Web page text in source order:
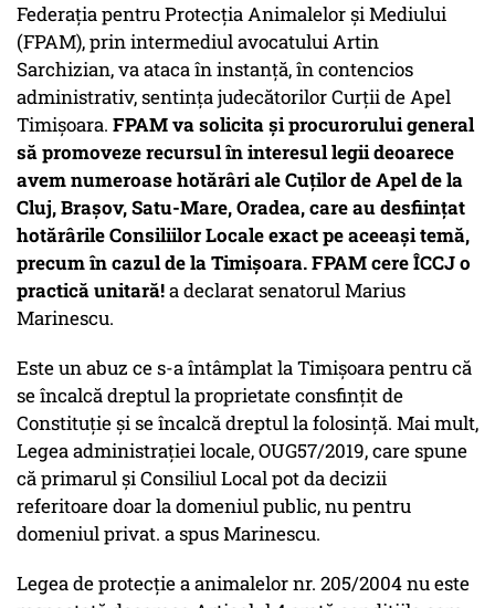
Federaţia pentru Protecţia Animalelor şi Mediului
(FPAM), prin intermediul avocatului Artin
Sarchizian, va ataca în instanță, în contencios
administrativ, sentința judecătorilor Curții de Apel
Timișoara. FPAM va solicita și procurorului general
să promoveze recursul în interesul legii deoarece
avem numeroase hotărâri ale Cuților de Apel de la
Cluj, Brașov, Satu-Mare, Oradea, care au desființat
hotărârile Consiliilor Locale exact pe aceeași temă,
precum în cazul de la Timișoara. FPAM cere ÎCCJ o
practică unitară!a declarat senatorul Marius
Marinescu.
Este un abuz ce s-a întâmplat la Timișoara pentru că
se încalcă dreptul la proprietate consfințit de
Constituție și se încalcă dreptul la folosință. Mai mult,
Legea administrației locale, OUG57/2019, care spune
că primarul și Consiliul Local pot da decizii
referitoare doar la domeniul public, nu pentru
domeniul privat. a spus Marinescu.
Legea de protecție a animalelor nr. 205/2004 nu este